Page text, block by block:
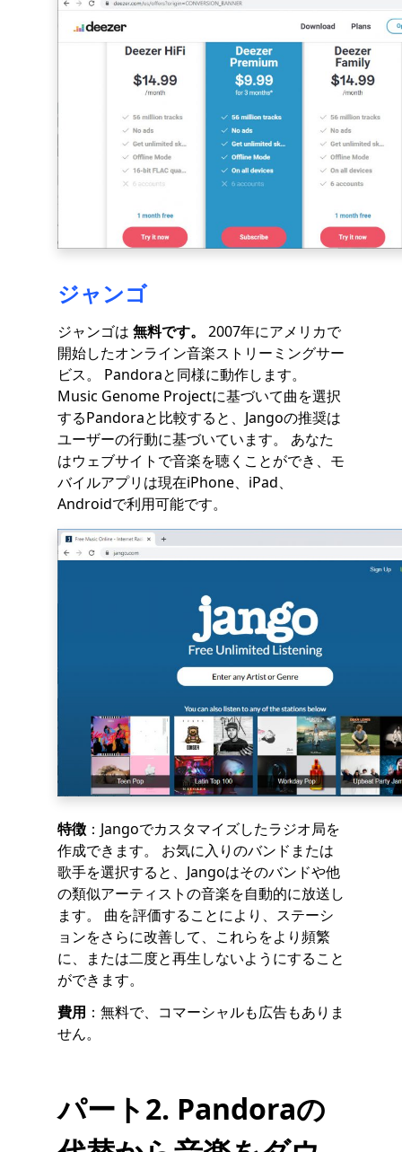
ジャンゴ
ジャンゴは 無料です。
2007年にアメリカで
開始したオンライン音楽ストリーミングサー
ビス。 Pandoraと同様に動作します。
Music Genome Projectに基づいて曲を選択
するPandoraと比較すると、Jangoの推奨は
ユーザーの行動に基づいています。 あなた
はウェブサイトで音楽を聴くことができ、モ
バイルアプリは現在iPhone、iPad、
Androidで利用可能です。
特徴 ：Jangoでカスタマイズしたラジオ局を
作成できます。 お気に入りのバンドまたは
歌手を選択すると、Jangoはそのバンドや他
の類似アーティストの音楽を自動的に放送し
ます。 曲を評価することにより、ステーシ
ョンをさらに改善して、これらをより頻繁
に、または二度と再生しないようにすること
ができます。
費用 ：無料で、コマーシャルも広告もありま
せん。
パート2. Pandoraの